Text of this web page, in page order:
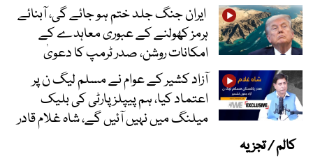
ایران جنگ جلد ختم ہو جائے گی، آبنائے
ہرمز کھولنے کے عبوری معاہدے کے
امکانات روشن، صدر ٹرمپ کا دعویٰ
آزاد کشیر کے عوام نے مسلم لیگ ن پر
اعتماد کیا، ہم پیپلز پارٹی کی بلیک
میلنگ میں نہیں آئیں گے، شاہ غلام قادر
کالم / تجزیہ